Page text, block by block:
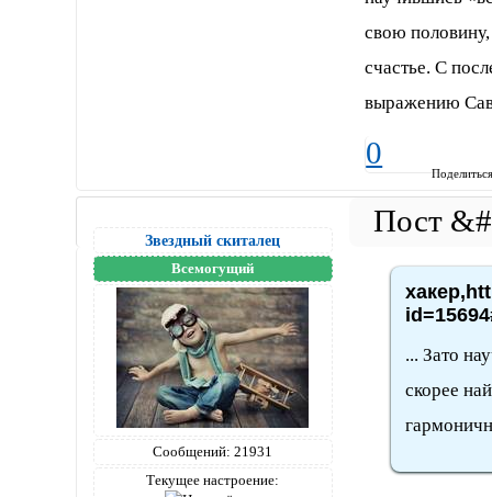
свою
счастье. С
выражению
0
Звездный скиталец
Всемогущий
Сообщений: 21931
Текущее настроение:
... Зато
скорее